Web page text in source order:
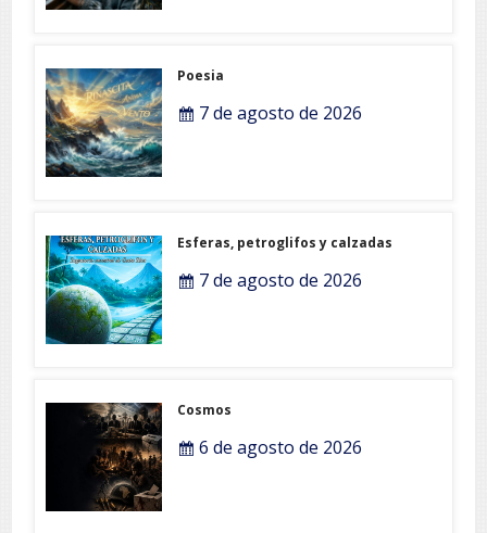
Poesia
7 de agosto de 2026
Esferas, petroglifos y calzadas
7 de agosto de 2026
Cosmos
6 de agosto de 2026